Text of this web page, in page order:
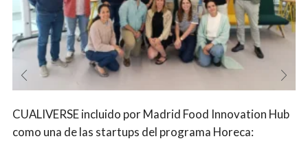
CUALIVERSE incluido por Madrid Food Innovation Hub
como una de las startups del programa Horeca: